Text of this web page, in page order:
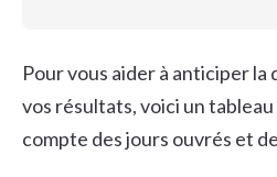
Pour vous aider à anticiper
vos résultats, voici un
compte des jours ouvrés et